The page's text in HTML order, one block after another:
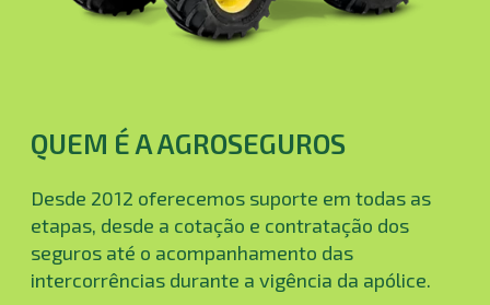
QUEM É A AGROSEGUROS
Desde 2012 oferecemos suporte em todas as
etapas, desde a cotação e contratação dos
seguros até o acompanhamento das
intercorrências durante a vigência da apólice.